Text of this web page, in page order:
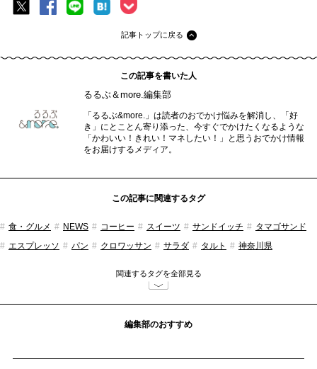
記事トップに戻る
この記事を書いた人
るるぶ＆more.編集部
「るるぶ&more.」は読者のおでかけ悩みを解消し、「好
き」にとことん寄り添った、今すぐでかけたくなるような
「かわいい！きれい！マネしたい！」と思うおでかけ情報
をお届けするメディア。
この記事に関連するタグ
食・グルメ NEWS コーヒー スイーツ サンドイッチ
タマゴサンド
エスプレッソ
パン クロワッサン サラダ タルト
神奈川県
関連するタグを全部見る
編集部のおすすめ